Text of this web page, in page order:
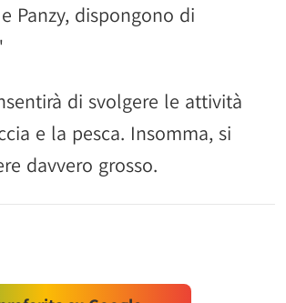
Panzy, dispongono di
di svolgere le attività
e la pesca. Insomma, si
davvero grosso.